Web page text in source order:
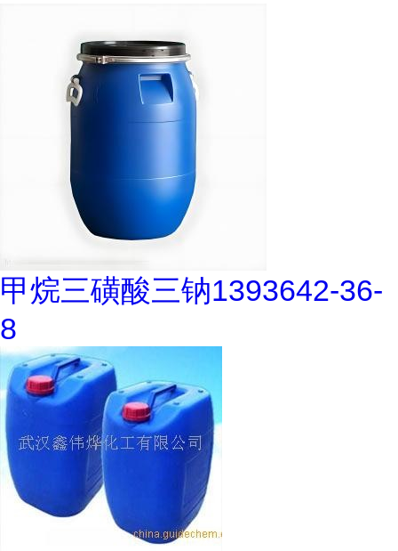
甲烷三磺酸三钠1393642-36-
8